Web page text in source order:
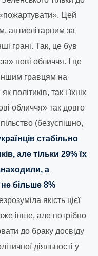
Цей
антиелітарним за
грані. Так, це був
нові обличчя. І це
гравцям на
політиків, так і їхніх
обличчя» так довго
(безуспішно,
стабільно
але тільки 29% їх
а
більше 8%
якість цієї
інше, але потрібно
до браку досвіду
діяльності у